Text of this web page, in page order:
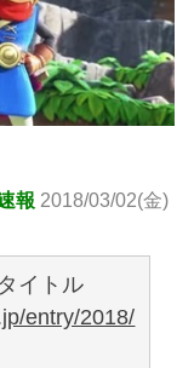
報 2018/03/02(金)
イトル
entry/2018/